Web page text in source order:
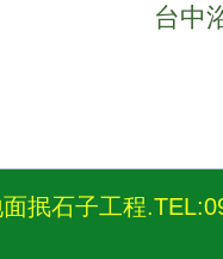
台中
抿石子工程